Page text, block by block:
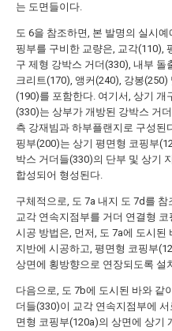
는 도면들이다.
도 6을 참조하면, 본 발명의 실시
핑부를 구비한 교량은, 교각(110),
구 제형 강박스 거더(330), 내부 돌
크리트(170), 앵커(240), 강봉(250)
(190)를 포함한다. 여기서, 상기 개
(330)는 상부가 개방된 강박스 거
측 강재빔과 하부플랜지로 구성된
핑부(200)는 상기 평면형 코핑부
박스 거더들(330)의 단부 및 상기
합성되어 형성된다.
구체적으로, 도 7a 내지 도 7d를
교각 연속지점부를 거더 연결형
시공 방법은, 먼저, 도 7a에 도시된
지반에 시공하고, 평면형 코핑부
상면에 횡방향으로 연장되도록 설
다음으로, 도 7b에 도시된 바와 같
더들(330)이 교각 연속지점부에
면형 코핑부(120a)의 상면에 상기